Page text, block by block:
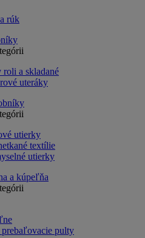
rúk
roli a skladané
uteráky
utierky
textílie
utierky
a kúpeľňa
pulty